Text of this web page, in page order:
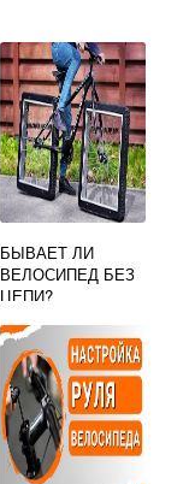
БЫВАЕТ ЛИ
ВЕЛОСИПЕД БЕЗ
ЦЕПИ?